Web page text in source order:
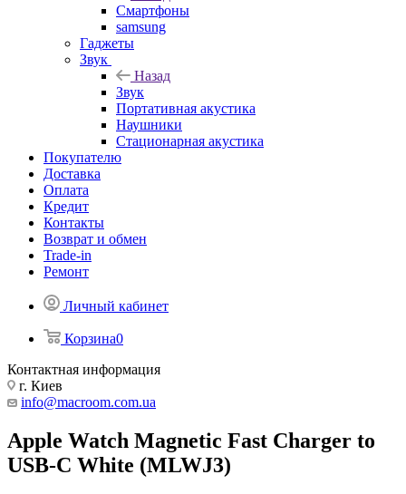
Смартфоны
samsung
Гаджеты
Звук
Назад
Звук
Портативная акустика
Наушники
Стационарная акустика
Покупателю
Доставка
Оплата
Кредит
Контакты
Возврат и обмен
Trade-in
Ремонт
Личный кабинет
Корзина0
Контактная информация
г. Киев
info@macroom.com.ua
Apple Watch Magnetic Fast Charger to
USB-C White (MLWJ3)